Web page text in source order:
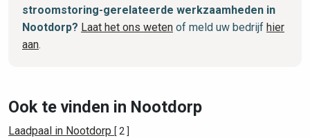
stroomstoring-gerelateerde werkzaamheden in
Nootdorp? Laat het ons weten of meld uw bedrijf hier
aan.
Ook te vinden in Nootdorp
Laadpaal in Nootdorp [ 2 ]